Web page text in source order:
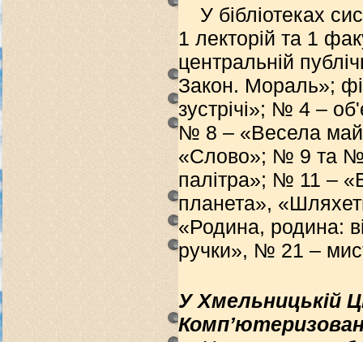
У бібліотеках
1 лекторій та 1
центральній
Закон. Мораль»;
зустрічі»; № 4 –
№ 8 – «Весела
«Слово»; № 9 та №
палітра»; № 11 –
планета»,
«Родина, родина:
ручки», № 21 –
У Хмельницькій